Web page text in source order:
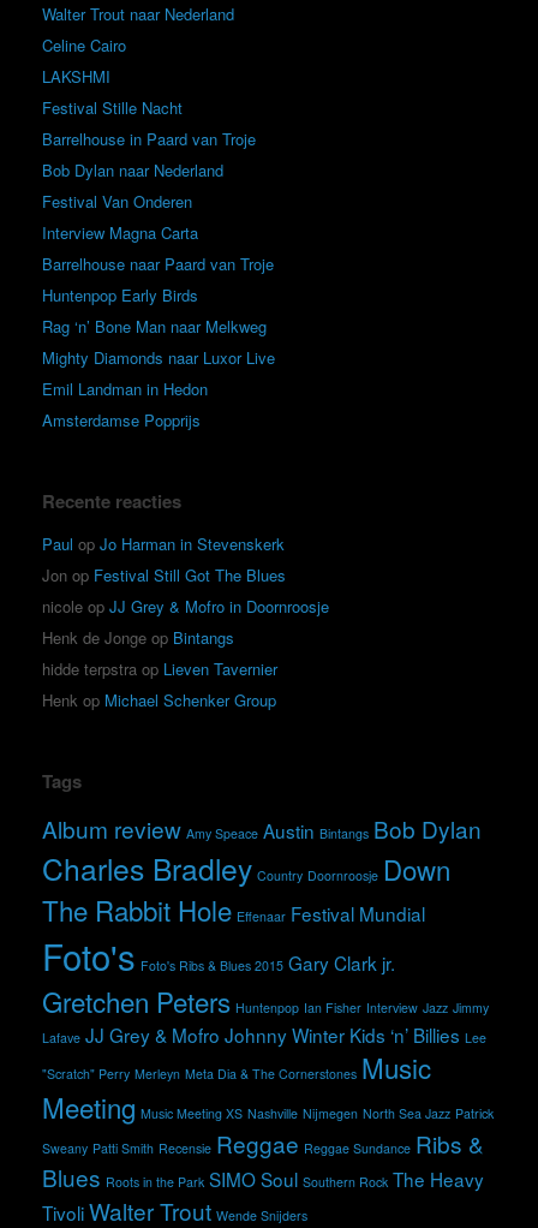
Walter Trout naar Nederland
Celine Cairo
LAKSHMI
Festival Stille Nacht
Barrelhouse in Paard van Troje
Bob Dylan naar Nederland
Festival Van Onderen
Interview Magna Carta
Barrelhouse naar Paard van Troje
Huntenpop Early Birds
Rag ‘n’ Bone Man naar Melkweg
Mighty Diamonds naar Luxor Live
Emil Landman in Hedon
Amsterdamse Popprijs
Recente reacties
Paul op Jo Harman in Stevenskerk
Jon op Festival Still Got The Blues
nicole op JJ Grey & Mofro in Doornroosje
Henk de Jonge op Bintangs
hidde terpstra op Lieven Tavernier
Henk op Michael Schenker Group
Tags
Album review Amy Speace Austin Bintangs Bob Dylan
Charles Bradley Country Doornroosje Down
The Rabbit Hole Effenaar Festival Mundial
Foto's Foto's Ribs & Blues 2015 Gary Clark jr.
Gretchen Peters Huntenpop Ian Fisher Interview Jazz Jimmy
Lafave JJ Grey & Mofro Johnny Winter Kids ‘n’ Billies Lee
"Scratch" Perry Merleyn Meta Dia & The Cornerstones Music
Meeting Music Meeting XS Nashville Nijmegen North Sea Jazz Patrick
Sweany Patti Smith Recensie Reggae Reggae Sundance Ribs &
Blues Roots in the Park SIMOSoul Southern Rock The Heavy
TivoliWalter Trout Wende Snijders